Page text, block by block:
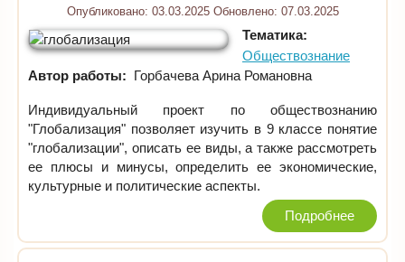
Опубликовано: 03.03.2025 Обновлено: 07.03.2025
Тематика:
Обществознание
Автор работы: Горбачева Арина Романовна
Индивидуальный проект по обществознанию
"Глобализация" позволяет изучить в 9 классе понятие
"глобализации", описать ее виды, а также рассмотреть
ее плюсы и минусы, определить ее экономические,
культурные и политические аспекты.
Подробнее